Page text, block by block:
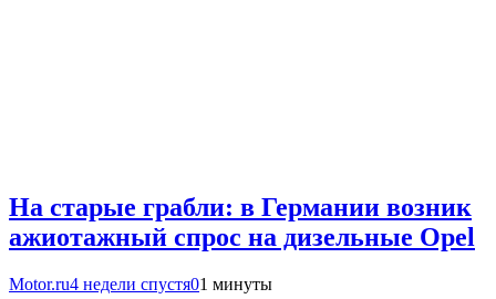
На старые грабли: в Германии возник
ажиотажный спрос на дизельные Opel
Motor.ru4 недели спустя01 минуты